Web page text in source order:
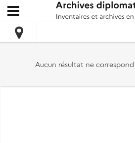
Archives diplomatiques
Ouvrir le menu déroulant
Aucun résultat ne